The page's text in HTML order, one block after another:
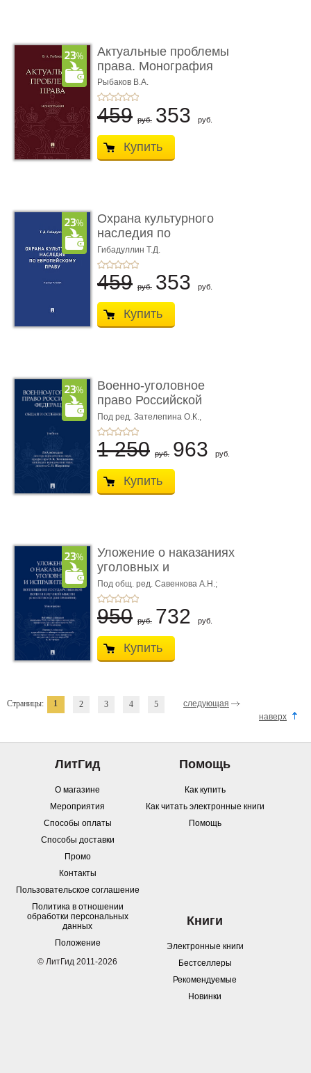
Актуальные проблемы
права. Монография
Рыбаков В.А.
459 руб. 353 руб.
Купить
Охрана культурного
наследия по
европейскому п ...
Гибадуллин Т.Д.
459 руб. 353 руб.
Купить
Военно-уголовное
право Российской
Федерации. � ...
Под ред. Зателепина О.К.,
Шарапова С.Н.
1 250 руб. 963 руб.
Купить
Уложение о наказаниях
уголовных и
исправитель ...
Под общ. ред. Савенкова А.Н.;
науч. ред. и рук. авт. кол. Чучаев
А.И.
950 руб. 732 руб.
Купить
Страницы: 1 2 3 4 5
следующая
наверх
ЛитГид
О магазине
Мероприятия
Способы оплаты
Способы доставки
Промо
Контакты
Пользовательское соглашение
Политика в отношении
обработки персональных
данных
Положение
© ЛитГид 2011-2026
Помощь
Как купить
Как читать электронные книги
Помощь
Книги
Электронные книги
Бестселлеры
Рекомендуемые
Новинки